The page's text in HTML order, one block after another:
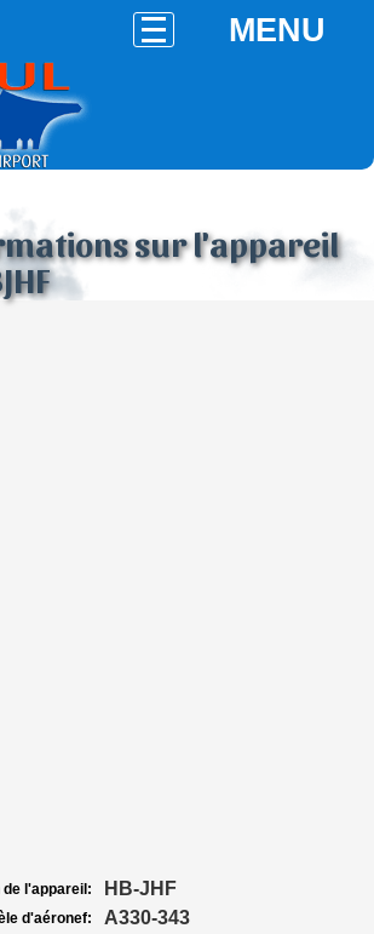
MENU
sur l'appareil
l'appareil: HB-JHF
d'aéronef: A330-343